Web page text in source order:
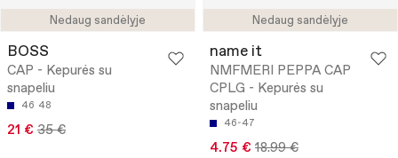
Nedaug sandėlyje
BOSS
CAP - Kepurės su
snapeliu
46 48
21 € 35 €
Nedaug sandėlyje
name it
NMFMERI PEPPA CAP
CPLG - Kepurės su
snapeliu
46-47
4.75 € 18.99 €